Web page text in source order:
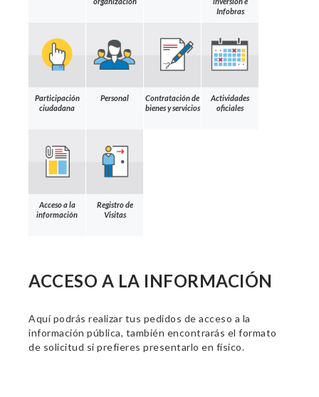
Infobras
Participación
ciudadana
Personal
Contratación de
bienes y servicios
Actividades
oficiales
Acceso a la
información
Registro de
Visitas
ACCESO A LA INFORMACIÓN
Aquí podrás realizar tus pedidos de acceso a la
información pública, también encontrarás el formato
de solicitud si prefieres presentarlo en físico.